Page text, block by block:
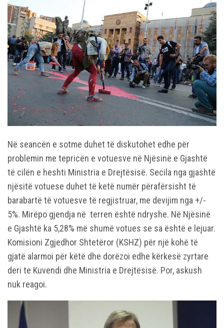
Në seancën e sotme duhet të diskutohet edhe për
problemin me tepricën e votuesve në Njësinë e Gjashtë
të cilën e heshti Ministria e Drejtësisë. Secila nga gjashtë
njësitë votuese duhet të ketë numër përafërsisht të
barabartë të votuesve të regjistruar, me devijim nga +/-
5%. Mirëpo gjendja në terren është ndryshe. Në Njësinë
e Gjashtë ka 5,28% më shumë votues se sa është e lejuar.
Komisioni Zgjedhor Shtetëror (KSHZ) për një kohë të
gjatë alarmoi për këtë dhe dorëzoi edhe kërkesë zyrtare
deri te Kuvendi dhe Ministria e Drejtësisë. Por, askush
nuk reagoi.